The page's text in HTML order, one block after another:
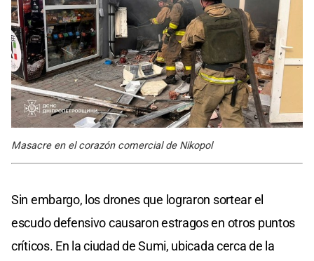
Masacre en el corazón comercial de Nikopol
Sin embargo, los drones que lograron sortear el
escudo defensivo causaron estragos en otros puntos
críticos. En la ciudad de Sumi, ubicada cerca de la